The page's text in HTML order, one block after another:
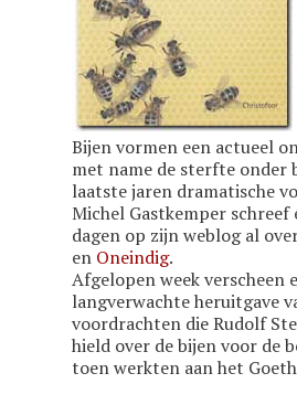
Bijen vormen een actueel
met name de sterfte onder
laatste jaren dramatische
Michel Gastkemper schreef
dagen op zijn weblog al
en Oneindig.
Afgelopen week verscheen
langverwachte heruitgave
voordrachten die Rudolf
hield over de bijen voor de
toen werkten aan het